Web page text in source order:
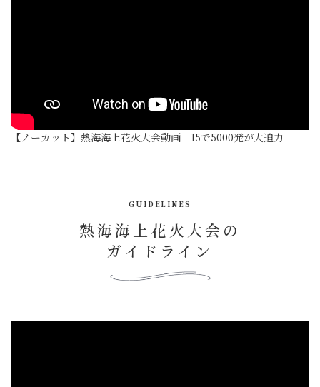
【ノーカット】熱海海上花火大会動画 15で5000発が大迫力
熱海海上花火大会の
ガイドライン
GUIDELINES